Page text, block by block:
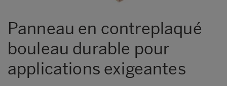
Panneau en contreplaqué
bouleau durable pour
applications exigeantes